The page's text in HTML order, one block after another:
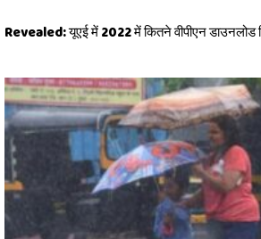
Revealed: यूएई में 2022 में कितने वीपीएन डाउनलोड